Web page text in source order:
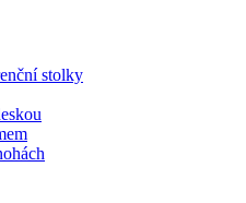
stolky